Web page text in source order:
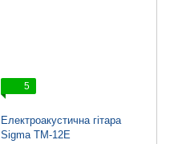
5
Електроакустична гітара
Sigma TM-12E